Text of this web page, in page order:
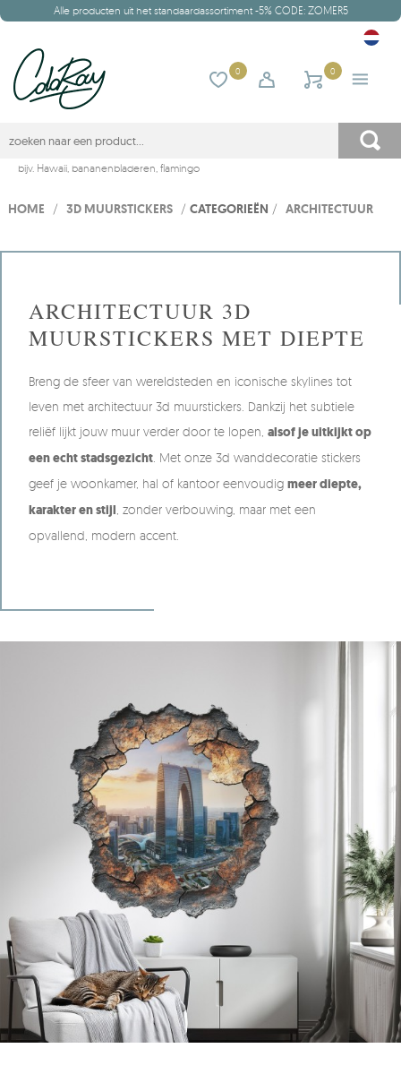
Alle producten uit het standaardassortiment -5% CODE: ZOMER5
0 0
bijv. Hawaii, bananenbladeren, flamingo
HOME / 3D MUURSTICKERS / CATEGORIEËN / ARCHITECTUUR
ARCHITECTUUR 3D
MUURSTICKERS MET DIEPTE
Breng de sfeer van wereldsteden en iconische skylines tot
leven met architectuur 3d muurstickers. Dankzij het subtiele
reliëf lijkt jouw muur verder door te lopen, alsof je uitkijkt op
een echt stadsgezicht . Met onze 3d wanddecoratie stickers
geef je woonkamer, hal of kantoor eenvoudig meer diepte,
karakter en stijl , zonder verbouwing, maar met een
opvallend, modern accent.